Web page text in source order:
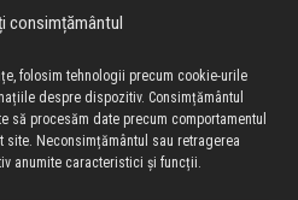
consimțământul
folosim tehnologii precum cookie-urile
despre dispozitiv. Consimțământul
să procesăm date precum comportamentul
site. Neconsimțământul sau retragerea
anumite caracteristici și funcții.